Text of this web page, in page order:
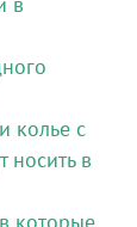
колье с
носить в
которые